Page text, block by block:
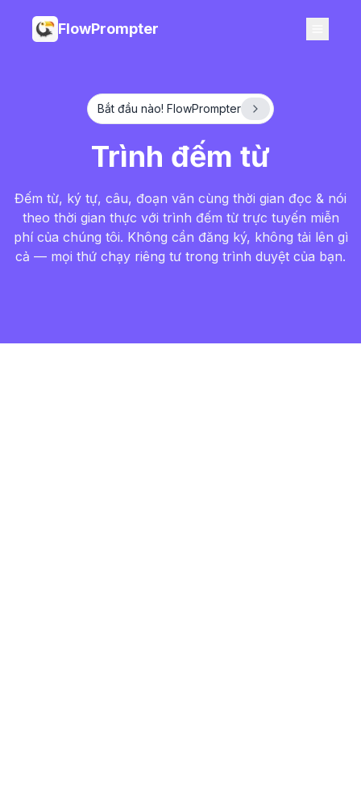
FlowPrompter
Bắt đầu nào! FlowPrompter
Trình đếm từ
Đếm từ, ký tự, câu, đoạn văn cùng thời gian đọc & nói
theo thời gian thực với trình đếm từ trực tuyến miễn
phí của chúng tôi. Không cần đăng ký, không tải lên gì
cả — mọi thứ chạy riêng tư trong trình duyệt của bạn.